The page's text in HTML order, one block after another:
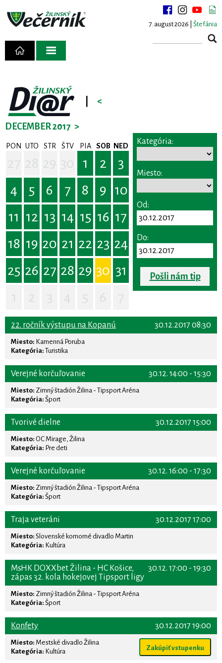
7. august 2026 | Štefánia
<
DECEMBER 2017 >
PON UTO STR ŠTV PIA SOB NED
1 2
3
4
5 6 7 8 9 10
11 12 13 14 15 16 17
18 19 20 21 22 23 24
25 26 27 28 29 30 31
Kategória:
Miesto:
Od:
Do:
Pošli nám tip
30.12.2017 08:30
22. ročník výstupu na Kopanú
Miesto: Kamenná Poruba
Kategória: Turistika
30.12. 14:00 - 15:30
Verejné korčuľovanie
Miesto: Zimný štadión Žilina - Tipsport Aréna
Kategória: Šport
30.12.2017 15:00
Tvorivé dielne
Miesto: OC Mirage, Žilina
Kategória: Pre deti
30.12. 16:00 - 17:30
Verejné korčuľovanie
Miesto: Zimný štadión Žilina - Tipsport Aréna
Kategória: Šport
30.12.2017 17:00
Traja veteráni
Miesto: Slovenské komorné divadlo Martin
Kategória: Kultúra
30.12. 17:00 - 19:30
MsHK DOXXbet Žilina - HC Košice,
zápas 32. kola hokejovej Tipsport ligy
Miesto: Zimný štadión Žilina - Tipsport Aréna
Kategória: Šport
30.12.2017 19:00
Konfety
Zakúpiť vstupenku
Miesto: Mestské divadlo Žilina
Kategória: Kultúra